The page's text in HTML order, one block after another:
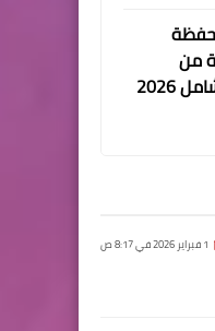
من
2026
1 فبراير 2026 في 8:17 ص